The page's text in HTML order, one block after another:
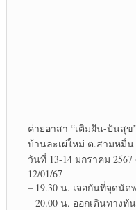
ค่ายอาสา “เติมฝัน-ปันสุข
บ้านละเผ่​ใหม่​ ต.สา​มหมื่
วันที่ 13-14 มกราคม​
12/01/67
– 19.30 น. เจอกันที่จุดนั
– 20.00 น. ออกเดินทาง